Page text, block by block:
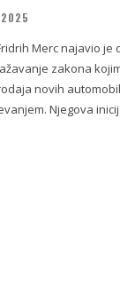
Merc najavio je
zakona
novih
Njegova